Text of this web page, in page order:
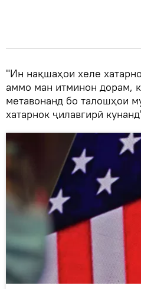
"Ин нақшаҳои хеле
аммо ман итминон дорам,
метавонанд бо талошҳои
хатарнок ҷилавгирӣ